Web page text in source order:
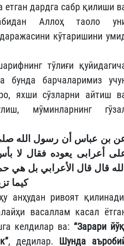
етган дардга сабр қилиши
Аллоҳ таоло
кўтаришини
тўлиғи
бунда барчаларимиз
яхши сўзларни айтиш
мўминларнинг
بن عباس أن رسول الله
أعرابى يعوده فقال لا
قال قال الأعرابي بل هي
كيما
анҳудан ривоят
васаллам касал
келдилар ва: “Зарари
, дедилар. Шунда